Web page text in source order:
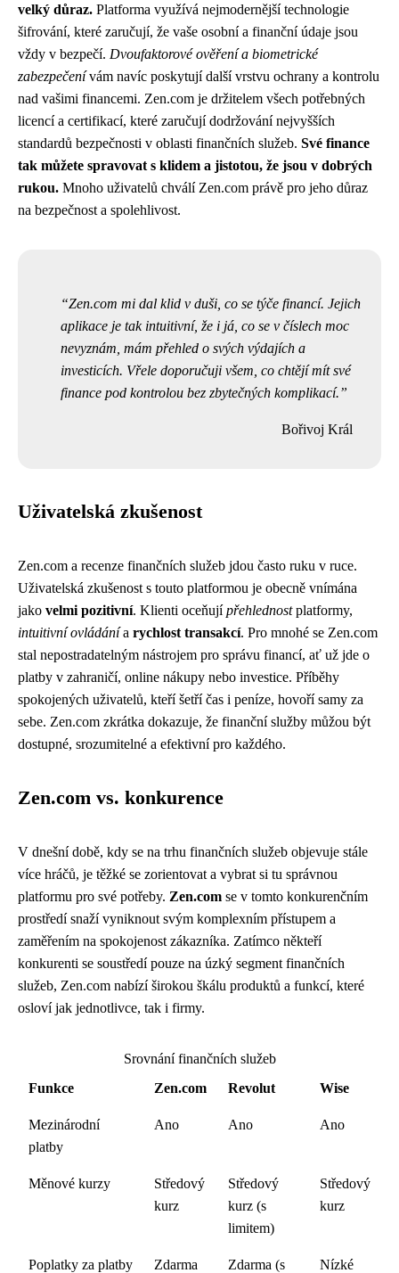
velký důraz. Platforma využívá nejmodernější technologie
šifrování, které zaručují, že vaše osobní a finanční údaje jsou
vždy v bezpečí. Dvoufaktorové ověření a biometrické
zabezpečenívám navíc poskytují další vrstvu ochrany a kontrolu
nad vašimi financemi. Zen.com je držitelem všech potřebných
licencí a certifikací, které zaručují dodržování nejvyšších
standardů bezpečnosti v oblasti finančních služeb. Své finance
tak můžete spravovat s klidem a jistotou, že jsou v dobrých
rukou. Mnoho uživatelů chválí Zen.com právě pro jeho důraz
na bezpečnost a spolehlivost.
Zen.com mi dal klid v duši, co se týče financí. Jejich
aplikace je tak intuitivní, že i já, co se v číslech moc
nevyznám, mám přehled o svých výdajích a
investicích. Vřele doporučuji všem, co chtějí mít své
finance pod kontrolou bez zbytečných komplikací.
Bořivoj Král
Uživatelská zkušenost
Zen.com a recenze finančních služeb jdou často ruku v ruce.
Uživatelská zkušenost s touto platformou je obecně vnímána
jako velmi pozitivní. Klienti oceňujípřehlednostplatformy,
intuitivní ovládánía rychlost transakcí. Pro mnohé se Zen.com
stal nepostradatelným nástrojem pro správu financí, ať už jde o
platby v zahraničí, online nákupy nebo investice. Příběhy
spokojených uživatelů, kteří šetří čas i peníze, hovoří samy za
sebe. Zen.com zkrátka dokazuje, že finanční služby můžou být
dostupné, srozumitelné a efektivní pro každého.
Zen.com vs. konkurence
V dnešní době, kdy se na trhu finančních služeb objevuje stále
více hráčů, je těžké se zorientovat a vybrat si tu správnou
platformu pro své potřeby. Zen.com se v tomto konkurenčním
prostředí snaží vyniknout svým komplexním přístupem a
zaměřením na spokojenost zákazníka. Zatímco někteří
konkurenti se soustředí pouze na úzký segment finančních
služeb, Zen.com nabízí širokou škálu produktů a funkcí, které
osloví jak jednotlivce, tak i firmy.
Srovnání finančních služeb
Funkce
Zen.com Revolut Wise
Mezinárodní
platby
Ano Ano Ano
Měnové kurzy
Středový
kurz
Středový
kurz (s
limitem)
Středový
kurz
Poplatky za platby
Zdarma
Zdarma (s
Nízké